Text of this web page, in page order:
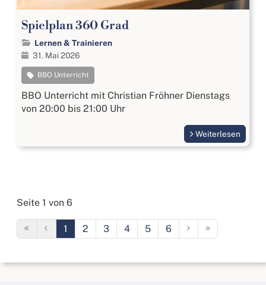
Spielplan 360 Grad
Lernen & Trainieren
31. Mai 2026
BBO Unterricht
BBO Unterricht mit Christian Fröhner Dienstags
von 20:00 bis 21:00 Uhr
Weiterlesen
Seite 1 von 6
1 2 3 4 5 6